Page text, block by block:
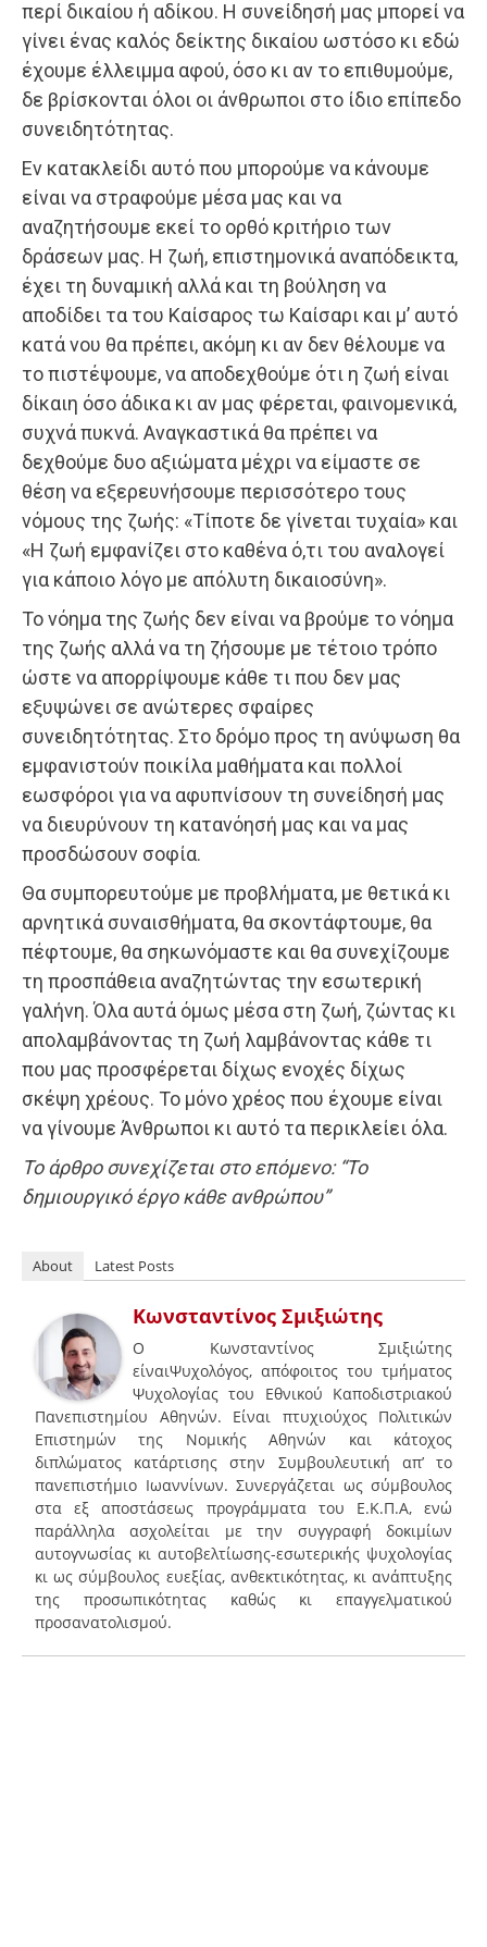
περί δικαίου ή αδίκου. Η συνείδησή μας μπορεί να
γίνει ένας καλός δείκτης δικαίου ωστόσο κι εδώ
έχουμε έλλειμμα αφού, όσο κι αν το επιθυμούμε,
δε βρίσκονται όλοι οι άνθρωποι στο ίδιο επίπεδο
συνειδητότητας.
Εν κατακλείδι αυτό που μπορούμε να κάνουμε
είναι να στραφούμε μέσα μας και να
αναζητήσουμε εκεί το ορθό κριτήριο των
δράσεων μας. Η ζωή, επιστημονικά αναπόδεικτα,
έχει τη δυναμική αλλά και τη βούληση να
αποδίδει τα του Καίσαρος τω Καίσαρι και μ’ αυτό
κατά νου θα πρέπει, ακόμη κι αν δεν θέλουμε να
το πιστέψουμε, να αποδεχθούμε ότι η ζωή είναι
δίκαιη όσο άδικα κι αν μας φέρεται, φαινομενικά,
συχνά πυκνά. Αναγκαστικά θα πρέπει να
δεχθούμε δυο αξιώματα μέχρι να είμαστε σε
θέση να εξερευνήσουμε περισσότερο τους
νόμους της ζωής: «Τίποτε δε γίνεται τυχαία» και
«Η ζωή εμφανίζει στο καθένα ό,τι του αναλογεί
για κάποιο λόγο με απόλυτη δικαιοσύνη».
Το νόημα της ζωής δεν είναι να βρούμε το νόημα
της ζωής αλλά να τη ζήσουμε με τέτοιο τρόπο
ώστε να απορρίψουμε κάθε τι που δεν μας
εξυψώνει σε ανώτερες σφαίρες
συνειδητότητας. Στο δρόμο προς τη ανύψωση θα
εμφανιστούν ποικίλα μαθήματα και πολλοί
εωσφόροι για να αφυπνίσουν τη συνείδησή μας
να διευρύνουν τη κατανόησή μας και να μας
προσδώσουν σοφία.
Θα συμπορευτούμε με προβλήματα, με θετικά κι
αρνητικά συναισθήματα, θα σκοντάφτουμε, θα
πέφτουμε, θα σηκωνόμαστε και θα συνεχίζουμε
τη προσπάθεια αναζητώντας την εσωτερική
γαλήνη. Όλα αυτά όμως μέσα στη ζωή, ζώντας κι
απολαμβάνοντας τη ζωή λαμβάνοντας κάθε τι
που μας προσφέρεται δίχως ενοχές δίχως
σκέψη χρέους. Το μόνο χρέος που έχουμε είναι
να γίνουμε Άνθρωποι κι αυτό τα περικλείει όλα.
Το άρθρο συνεχίζεται στο επόμενο: “Το
δημιουργικό έργο κάθε ανθρώπου”
About Latest Posts
Κωνσταντίνος Σμιξιώτης
Ο Κωνσταντίνος Σμιξιώτης
είναιΨυχολόγος, απόφοιτος του τμήματος
Ψυχολογίας του Εθνικού Καποδιστριακού
Πανεπιστημίου Αθηνών. Είναι πτυχιούχος Πολιτικών
Επιστημών της Νομικής Αθηνών και κάτοχος
διπλώματος κατάρτισης στην Συμβουλευτική απ’ το
πανεπιστήμιο Ιωαννίνων. Συνεργάζεται ως σύμβουλος
στα εξ αποστάσεως προγράμματα του Ε.Κ.Π.Α, ενώ
παράλληλα ασχολείται με την συγγραφή δοκιμίων
αυτογνωσίας κι αυτοβελτίωσης-εσωτερικής ψυχολογίας
κι ως σύμβουλος ευεξίας, ανθεκτικότητας, κι ανάπτυξης
της προσωπικότητας καθώς κι επαγγελματικού
προσανατολισμού.